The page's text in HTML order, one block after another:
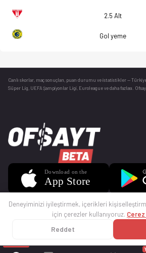
2.5 Alt
Gol yeme
Canlı skorlar , maç sonuçları, puan durumu ve istatistikler —
Süper Lig, UEFA Şampiyonlar Ligi, Euroleague ve daha fazlası.
© 2025 Ofsayt
Deneyiminizi iyileştirmek, içerikleri
için çerezler kullanıyoruz.
Reddet